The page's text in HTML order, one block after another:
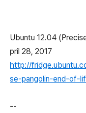
Ubuntu 12.04
pril 28, 2017
http://
se-pangolin-end-of-
--